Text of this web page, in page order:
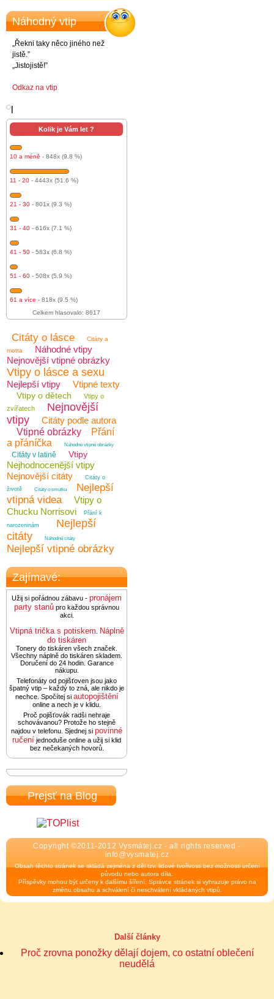
Náhodný vtip
„Řekni taky něco jiného než
jistě.”
„Jistojistě!”
Odkaz na vtip
Kolik je Vám let ?
10 a méně - 848x (9.8 %)
11 - 20 - 4443x (51.6 %)
21 - 30 - 801x (9.3 %)
31 - 40 - 616x (7.1 %)
41 - 50 - 583x (6.8 %)
51 - 60 - 508x (5.9 %)
61 a více - 818x (9.5 %)
Celkem hlasovalo: 8617
Citáty o lásce
Citáty a
motta
Náhodné vtipy
Nejnovější vtipné obrázky
Vtipy o lásce a sexu
Nejlepší vtipy Vtipné texty
Vtipy o dětech
Vtipy o
zvířatech
Nejnovější
vtipy
Citáty podle autora
Vtipné obrázky
Přání
a přáníčka
Náhodné vtipné obrázky
Citáty v latině Vtipy
Nejhodnocenější vtipy
Nejnovější citáty
Citáty o
životě
Citáty o smutku
Nejlepší
vtipná videa
Vtipy o
Chucku Norrisovi
Přání k
narozeninám
Nejlepší
citáty
Náhodné citáty
Nejlepší vtipné obrázky
Zajímavé:
Užij si pořádnou zábavu - pronájem
party stanů pro každou správnou
akci.
Vtipná trička s potiskem Náplně
do tiskáren
Tonery do tiskáren všech značek.
Všechny náplně do tiskáren skladem.
Doručení do 24 hodin. Garance
nákupu.
Telefonáty od pojišťoven jsou jako
špatný vtip – každý to zná, ale nikdo je
nechce. Spočítej si autopojištění
online a nech je v klidu.
Proč pojišťovák radši nehraje
schovávanou? Protože ho stejně
najdou v telefonu. Sjednej si povinné
ručení jednoduše online a užij si klid
bez nečekaných hovorů.
Prejsť na Blog
Copyright ©2011-2012 Vysmátej.cz - all rights reserved -
info@vysmatej.cz
Obsah těchto stránek se skládá zejména z děl tzv. lidové tvořivosti bez možnosti určení
původu nebo autora díla.
Příspěvky mohou být určeny k dalšímu šíření. Správce stránek si vyhrazuje právo na
změnu obsahu a schválení či neschválení vkládaných vtipů.
Další články
Proč zrovna ponožky dělají dojem, co ostatní oblečení
neudělá